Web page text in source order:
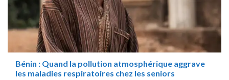
Bénin : Quand la pollution atmosphérique aggrave
les maladies respiratoires chez les seniors